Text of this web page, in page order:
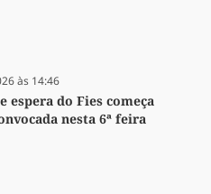
às 14:46
espera do Fies começa
nesta 6ª feira